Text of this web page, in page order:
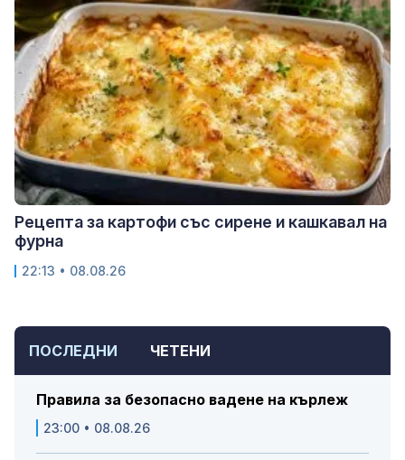
ПОСЛЕДНИ ЧЕТЕНИ
Правила за безопасно вадене на кърлеж
23:00 • 08.08.26
Рецепта за картофи със сирене и кашкавал на
фурна
22:13 • 08.08.26